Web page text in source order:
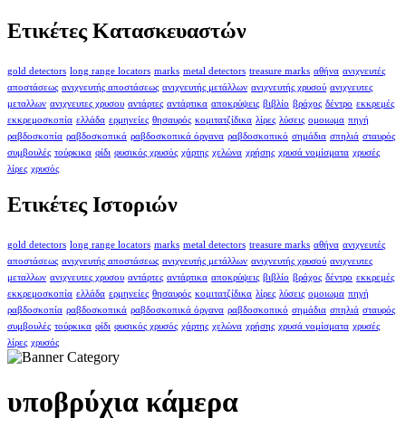
Ετικέτες Κατασκευαστών
gold detectors long range locators marks metal detectors treasure marks αθήνα ανιχνευτές
αποστάσεως ανιχνευτής αποστάσεως ανιχνευτής μετάλλων ανιχνευτής χρυσού ανιχνευτες
μεταλλων ανιχνευτες χρυσου αντάρτες αντάρτικα αποκρύψεις βιβλίο βράχος δέντρο εκκρεμές
εκκρεμοσκοπία ελλάδα ερμηνείες θησαυρός κομιτατζίδικα λίρες λύσεις ομοιωμα πηγή
ραβδοσκοπία ραβδοσκοπικά ραβδοσκοπικά όργανα ραβδοσκοπικό σημάδια σπηλιά σταυρός
συμβουλές τούρκικα φίδι φυσικός χρυσός χάρτης χελώνα χρήσης χρυσά νομίσματα χρυσές
λίρες χρυσός
Ετικέτες Ιστοριών
gold detectors long range locators marks metal detectors treasure marks αθήνα ανιχνευτές
αποστάσεως ανιχνευτής αποστάσεως ανιχνευτής μετάλλων ανιχνευτής χρυσού ανιχνευτες
μεταλλων ανιχνευτες χρυσου αντάρτες αντάρτικα αποκρύψεις βιβλίο βράχος δέντρο εκκρεμές
εκκρεμοσκοπία ελλάδα ερμηνείες θησαυρός κομιτατζίδικα λίρες λύσεις ομοιωμα πηγή
ραβδοσκοπία ραβδοσκοπικά ραβδοσκοπικά όργανα ραβδοσκοπικό σημάδια σπηλιά σταυρός
συμβουλές τούρκικα φίδι φυσικός χρυσός χάρτης χελώνα χρήσης χρυσά νομίσματα χρυσές
λίρες χρυσός
υποβρύχια κάμερα